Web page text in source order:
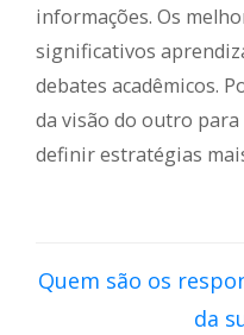
informações. Os
significativos
debates acadêmicos.
da visão do outro
definir estratégias
Quem são os
da